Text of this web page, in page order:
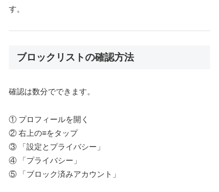
す。
ブロックリストの確認方法
確認は数分でできます。
① プロフィールを開く
② 右上の≡をタップ
③ 「設定とプライバシー」
④ 「プライバシー」
⑤ 「ブロック済みアカウント」